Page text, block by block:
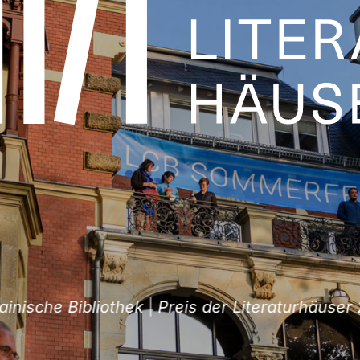
Bibliothek|Preis der Literaturhäuser